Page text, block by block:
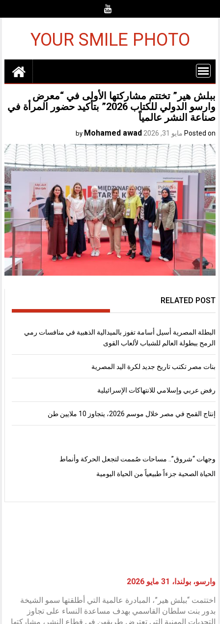
YOUR SMILE PHOTO
ببلش هير” تختتم مشاركتها الأولى في “معرض
وارسو الدولي للكتاب 2026” بتأكيد حضور المرأة في
صناعة النشر عالمياً
Posted on مايو 31, 2026 Mohamed awad
RELATED POST
البطلة المصرية أسيل أسامة تفوز بالميدالية الذهبية في منافسات رمي
الرمح ببطولة العالم للشباب لألعاب القوى
بنات مصر تكتب تاريخ جديد لكرة اليد المصرية
رفض عربي وإسلامي للانتهاكات الإسرائيلية
إنتاج القمح في مصر خلال موسم 2026، يتجاوز 10 ملايين طن
وجهات “شروق”.. مساحات صُممت لتجعل الحركة وأنماط
الحياة الصحية جزءاً طبيعياً من الحياة اليومية
وارسو، بولندا، 31 مايو 2026
اختتمت “ببلش هير”، المبادرة عالمية التي أطلقتها سمو الشيخة
بدور بنت سلطان القاسمي بهدف مساعدة النساء على تجاوز
التحديات المهنية التي تعترض طريقهن في قطاع النشر، مشاركتها